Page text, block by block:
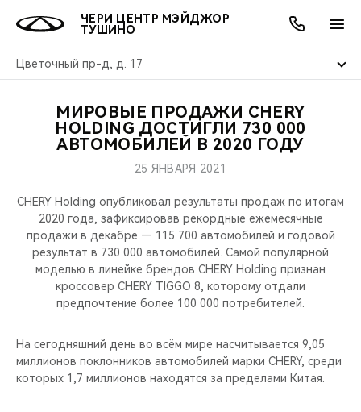
ЧЕРИ ЦЕНТР МЭЙДЖОР
ТУШИНО
Цветочный пр-д, д. 17
МОДЕЛИ
КРОССОВЕРЫ
СЕДАНЫ
НОВИНКИ
ПОКУПАТЕЛЯМ
КРЕДИТ И СТРАХОВАНИЕ
ВЛАДЕЛЬЦАМ
ЗАПЧАСТИ И АКСЕССУАРЫ
ПОДДЕРЖКА
МИР CHERY
О БРЕНДЕ
CHERY В СОЦСЕТЯХ
CHERY REMOTE
АКЦИИ
ОНЛАЙН СЕРВИСЫ
КРЕДИТ
О КОМПАНИИ
МЫ В СОЦСЕТЯХ
МИРОВЫЕ ПРОДАЖИ CHERY
HOLDING ДОСТИГЛИ 730 000
АВТОМОБИЛЕЙ В 2020 ГОДУ
25 ЯНВАРЯ 2021
CHERY Holding опубликовал результаты продаж по итогам
2020 года, зафиксировав рекордные ежемесячные
продажи в декабре — 115 700 автомобилей и годовой
результат в 730 000 автомобилей. Самой популярной
моделью в линейке брендов CHERY Holding признан
кроссовер CHERY TIGGO 8, которому отдали
предпочтение более 100 000 потребителей.
На сегодняшний день во всём мире насчитывается 9,05
миллионов поклонников автомобилей марки CHERY, среди
которых 1,7 миллионов находятся за пределами Китая.